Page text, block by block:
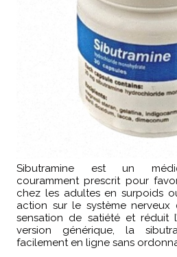
Sibutramine est un
couramment prescrit pour
chez les adultes en surpoids
action sur le système
sensation de satiété et réduit
version générique, la
facilement en ligne sans